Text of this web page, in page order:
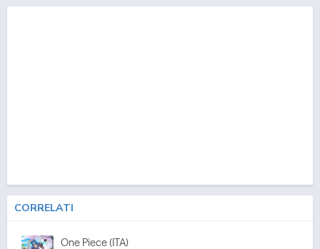
CORRELATI
One Piece (ITA)